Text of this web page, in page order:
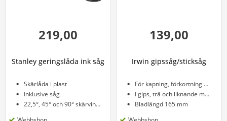
219,00
Stanley geringslåda ink såg
Skärlåda i plast
Inklusive såg
22,5°, 45° och 90° skärvinkel
139,00
Irwin gipssåg/sticksåg
För kapning, förkortning m.m.
I gips, trä och liknande material
Bladlängd 165 mm